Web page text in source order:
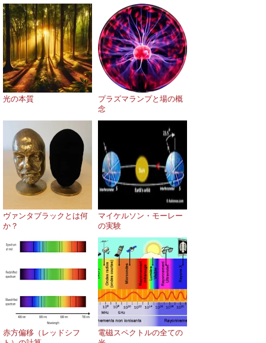
光の本質
プラズマランプと場の概
念
ヴァンタブラックとは何
か？
マイケルソン・モーレー
の実験
赤方偏移（レッドシフ
電磁スペクトルの全ての